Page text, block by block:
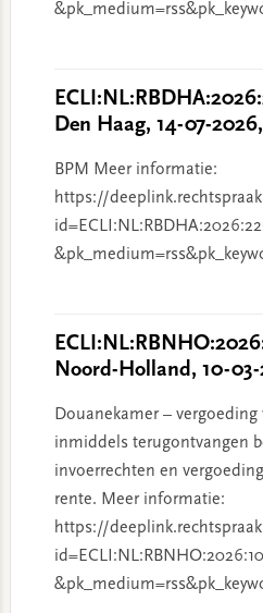
Den Haag, 14-07-
BPM Meer informatie:
https://
Noord-Holland, 10-
Douanekamer –
inmiddels terugontvangen
invoerrechten en
rente. Meer informatie:
https://